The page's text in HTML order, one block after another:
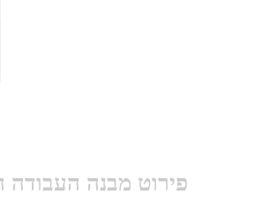
פירוט מבנה